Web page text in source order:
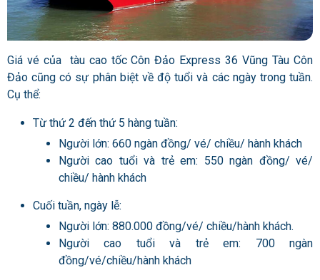
Giá vé của tàu cao tốc Côn Đảo Express 36 Vũng Tàu Côn
Đảo cũng có sự phân biệt về độ tuổi và các ngày trong tuần.
Cụ thể:
Từ thứ 2 đến thứ 5 hàng tuần:
Người lớn: 660 ngàn đồng/ vé/ chiều/ hành khách
Người cao tuổi và trẻ em: 550 ngàn đồng/ vé/
chiều/ hành khách
Cuối tuần, ngày lễ:
Người lớn: 880.000 đồng/vé/ chiều/hành khách.
Người cao tuổi và trẻ em: 700 ngàn
đồng/vé/chiều/hành khách